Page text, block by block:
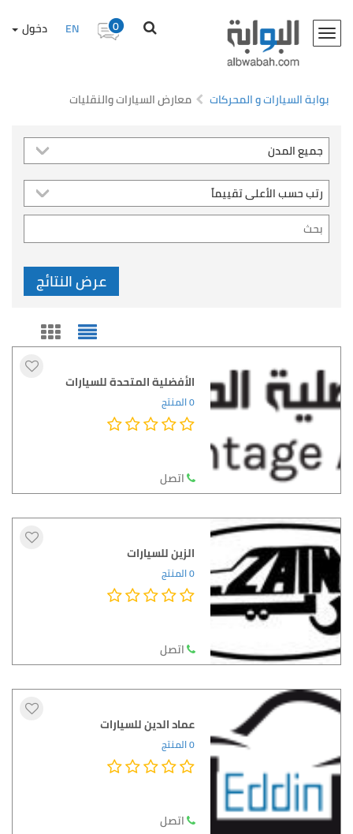
Toggle
navigation
0
EN دخول
بوابة السيارات و المحركات معارض السيارات والنقليات
عرض النتائج
الأفضلية المتحدة للسيارات
0 المنتج
اتصل
الزين للسيارات
0 المنتج
اتصل
عماد الدين للسيارات
0 المنتج
اتصل